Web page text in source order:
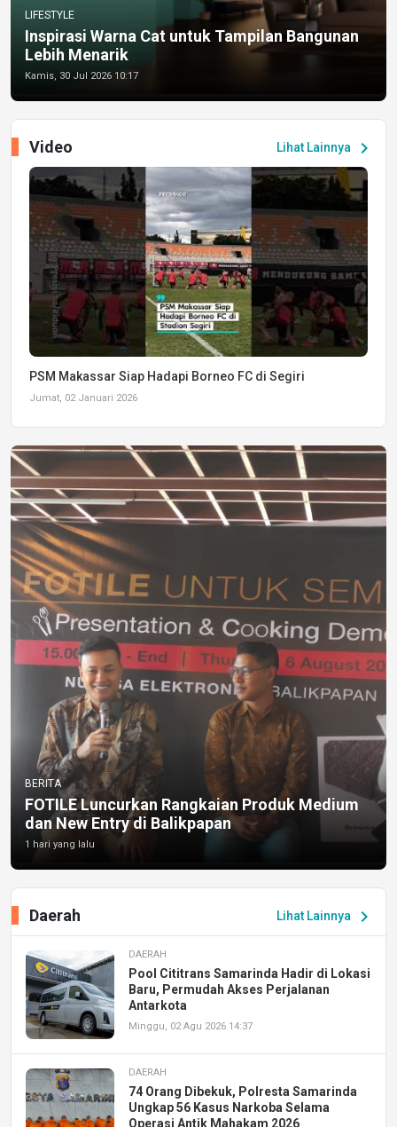
LIFESTYLE
Inspirasi Warna Cat untuk Tampilan Bangunan
Lebih Menarik
Kamis, 30 Jul 2026 10:17
Lihat Lainnya chevron_right
Video
PSM Makassar Siap Hadapi Borneo FC di Segiri
Jumat, 02 Januari 2026
BERITA
FOTILE Luncurkan Rangkaian Produk Medium
dan New Entry di Balikpapan
1 hari yang lalu
Lihat Lainnya chevron_right
Daerah
DAERAH
Pool Cititrans Samarinda Hadir di Lokasi
Baru, Permudah Akses Perjalanan
Antarkota
Minggu, 02 Agu 2026 14:37
DAERAH
74 Orang Dibekuk, Polresta Samarinda
Ungkap 56 Kasus Narkoba Selama
Operasi Antik Mahakam 2026